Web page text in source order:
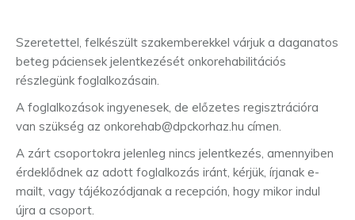
Szeretettel, felkészült szakemberekkel várjuk a daganatos
beteg páciensek jelentkezését onkorehabilitációs
részlegünk foglalkozásain.
A foglalkozások ingyenesek, de előzetes regisztrációra
van szükség az onkorehab@dpckorhaz.hu címen.
A zárt csoportokra jelenleg nincs jelentkezés, amennyiben
érdeklődnek az adott foglalkozás iránt, kérjük, írjanak e-
mailt, vagy tájékozódjanak a recepción, hogy mikor indul
újra a csoport.